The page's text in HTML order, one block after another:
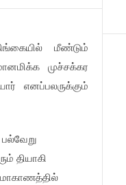
மீண்டும்
முச்சக்கர
எனப்பலருக்கும்
தியாகி